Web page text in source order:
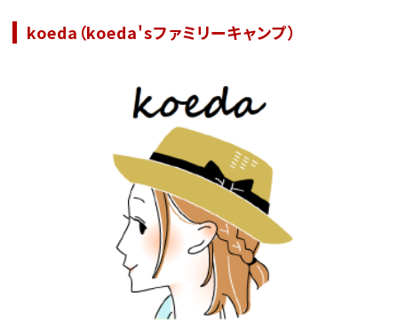
koeda（koeda'sファミリーキャンプ）